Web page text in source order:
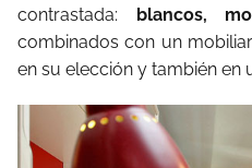
contrastada:
blancos,
combinados con un
en su elección y también en